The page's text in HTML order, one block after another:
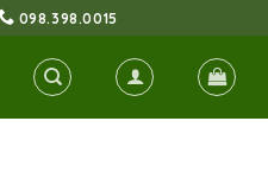
098.398.0015